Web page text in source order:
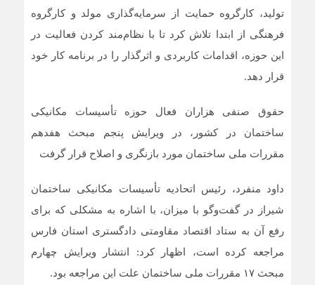
تولید، کارگروه حمایت از سرمایه‌گذاری مولد و کارگروه
فرهنگی از ابتدا تلاش کرد تا با نظام‌مند کردن فعالیت در
این حوزه، اقدامات کاربردی و اثرگذار را در برنامه کار خود
قرار دهد.
حقوق صنفی هزاران فعال حوزه تأسیسات مکانیکی
ساختمان در کشور، در ویرایش پنجم مبحث هفدهم
مقررات ملی ساختمان مورد بازنگری و اصلاح قرار گرفت
داود منفرد، رئیس اتحادیه تأسیسات مکانیکی ساختمان
شیراز در گفت‌و‌گو با میزان، با اشاره به مشکلی که برای
رفع آن به ستاد اقتصاد مقاومتی دادگستری استان فارس
مراجعه کرده است، اظهار کرد: انتشار ویرایش چهارم
مبحث ۱۷ مقررات ملی ساختمان علت این مراجعه بود.